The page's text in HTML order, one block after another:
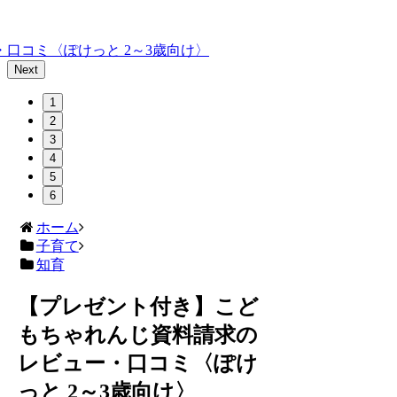
コミ〈ぽけっと 2～3歳向け〉
Next
1
2
3
4
5
6
ホーム
子育て
知育
【プレゼント付き】こど
もちゃれんじ資料請求の
レビュー・口コミ〈ぽけ
っと 2～3歳向け〉